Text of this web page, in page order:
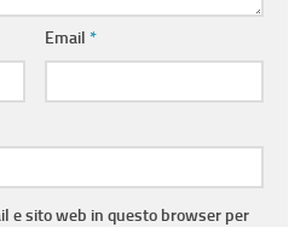
Email *
e sito web in questo browser per